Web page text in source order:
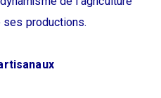
productions.